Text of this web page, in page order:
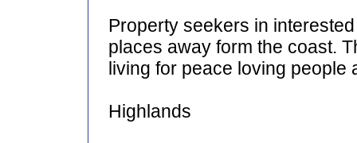
Property seekers in
places away form the coast.
living for peace loving people
Highlands